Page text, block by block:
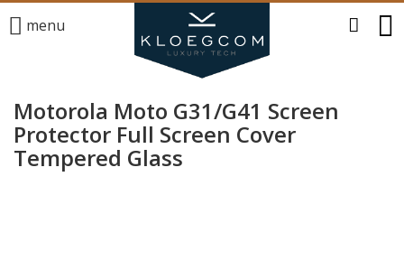
menu
Motorola Moto G31/G41 Screen
Protector Full Screen Cover
Tempered Glass